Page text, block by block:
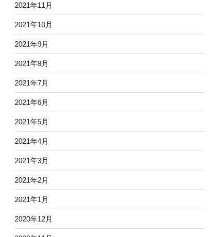
2021年11月
2021年10月
2021年9月
2021年8月
2021年7月
2021年6月
2021年5月
2021年4月
2021年3月
2021年2月
2021年1月
2020年12月